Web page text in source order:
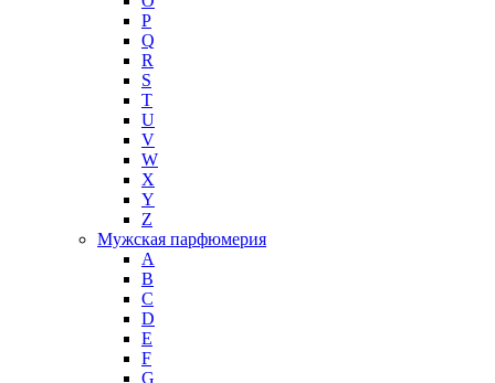
P
Q
R
S
T
U
V
W
X
Y
Z
Мужская парфюмерия
A
B
C
D
E
F
G